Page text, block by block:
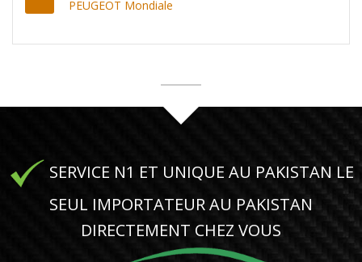
PEUGEOT Mondiale
SERVICE N1 ET UNIQUE AU PAKISTAN LE
SEUL IMPORTATEUR AU PAKISTAN
DIRECTEMENT CHEZ VOUS